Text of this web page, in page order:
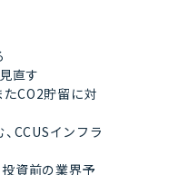
直す
たCO2貯留に対
CCUSインフラ
資前の業界予